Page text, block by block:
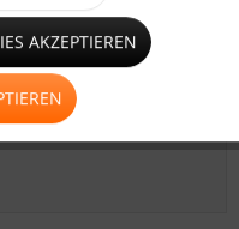
AKZEPTIEREN